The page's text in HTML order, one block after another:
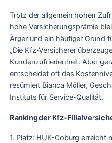
Trotz der allgemein hohen
hohe Versicherungsprämie
Ärger und ein häufiger Grund
„Die Kfz-Versicherer
Kundenzufriedenheit. Aber
entscheidet oft das
resümiert Bianca Möller,
Instituts für Service-Qualität.
Ranking der Kfz-
1. Platz: HUK-Coburg erreicht